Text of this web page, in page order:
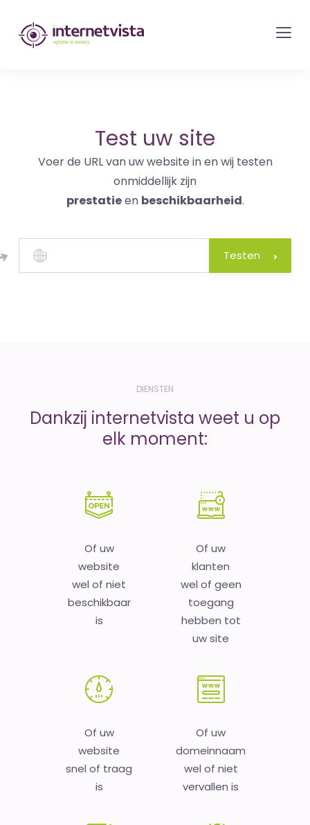
internetvista
monitoring
en
internetdiensten
Uptime
is
money
Test uw site
Voer de URL van uw website in en wij testen
onmiddellijk zijn
prestatieen beschikbaarheid.
Testen
DIENSTEN
Dankzij internetvista weet u op
elk moment:
Of uw
website
wel of niet
beschikbaar
is
Of uw
klanten
wel of geen
toegang
hebben tot
uw site
Of uw
website
snel of traag
is
Of uw
domeinnaam
wel of niet
vervallen is